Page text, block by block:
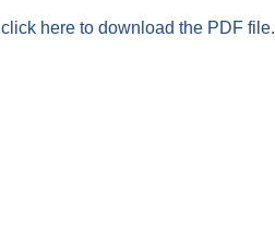
click here to download the PDF file.